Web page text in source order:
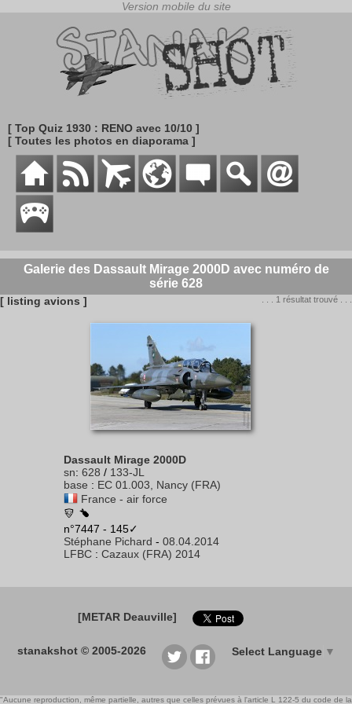
[ Top Quiz 1930 : RENO avec 10/10 ]
[ Toutes les photos en diaporama ]
Galerie des Dassault Mirage 2000D avec numéro de
série 628
[ listing avions ] . . . 1 résultat trouvé . . .
Dassault Mirage 2000D
sn: 628 / 133-JL
base : EC 01.003, Nancy (FRA)
France - air force
n°7447 - 145✓
Stéphane Pichard - 08.04.2014
LFBC : Cazaux (FRA) 2014
[METAR Deauville]
stanakshot © 2005-2026 Select Language ▼
"Aucune reproduction, même partielle, autres que celles prévues à l'article L 122-5 du code de la